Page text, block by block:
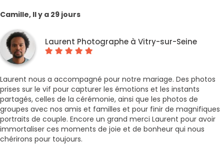
Camille, Il y a 29 jours
Laurent Photographe à Vitry-sur-Seine
Laurent nous a accompagné pour notre mariage. Des photos
prises sur le vif pour capturer les émotions et les instants
partagés, celles de la cérémonie, ainsi que les photos de
groupes avec nos amis et familles et pour finir de magnifiques
portraits de couple. Encore un grand merci Laurent pour avoir
immortaliser ces moments de joie et de bonheur qui nous
chérirons pour toujours.